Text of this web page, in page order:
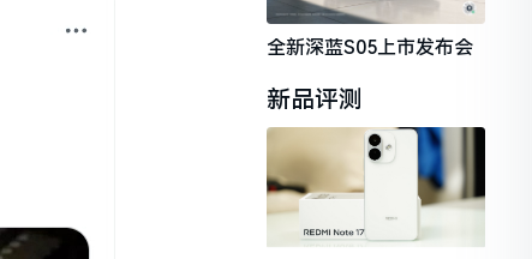
全新深蓝S05上市发布会
新品评测